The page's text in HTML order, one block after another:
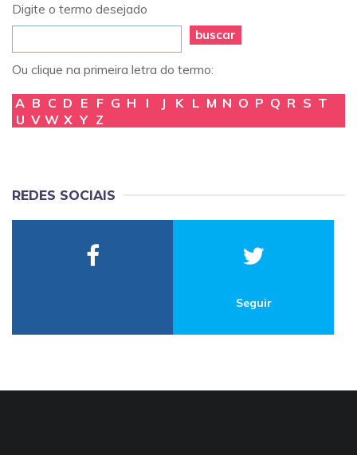
Digite o termo desejado
buscar
Ou clique na primeira letra do termo:
A B C D E F G H I J K L M N O P Q R S T
U V W X Y Z
REDES SOCIAIS
Seguir